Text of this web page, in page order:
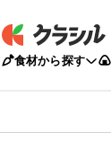
食材から探す